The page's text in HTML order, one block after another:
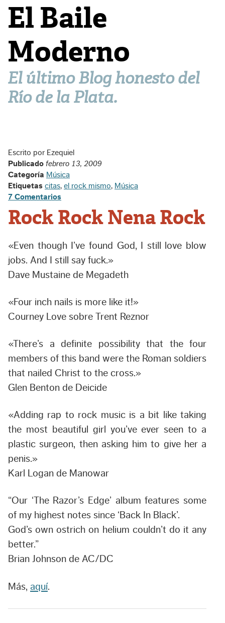
El Baile
Moderno
El último Blog honesto del
Río de la Plata.
Escrito por Ezequiel
Publicado febrero 13, 2009
Categoría Música
Etiquetas citas, el rock mismo, Música
7 Comentarios
Rock Rock Nena Rock
«Even though I’ve found God, I still love blow
jobs. And I still say fuck.»
Dave Mustaine de Megadeth
«Four inch nails is more like it!»
Courney Love sobre Trent Reznor
«There’s a definite possibility that the four
members of this band were the Roman soldiers
that nailed Christ to the cross.»
Glen Benton de Deicide
«Adding rap to rock music is a bit like taking
the most beautiful girl you’ve ever seen to a
plastic surgeon, then asking him to give her a
penis.»
Karl Logan de Manowar
“Our ‘The Razor’s Edge’ album features some
of my highest notes since ‘Back In Black’.
God’s own ostrich on helium couldn’t do it any
better.”
Brian Johnson de AC/DC
Más, aquí.